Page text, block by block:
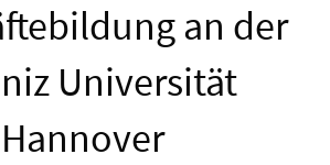
an der
Universität
Hannover